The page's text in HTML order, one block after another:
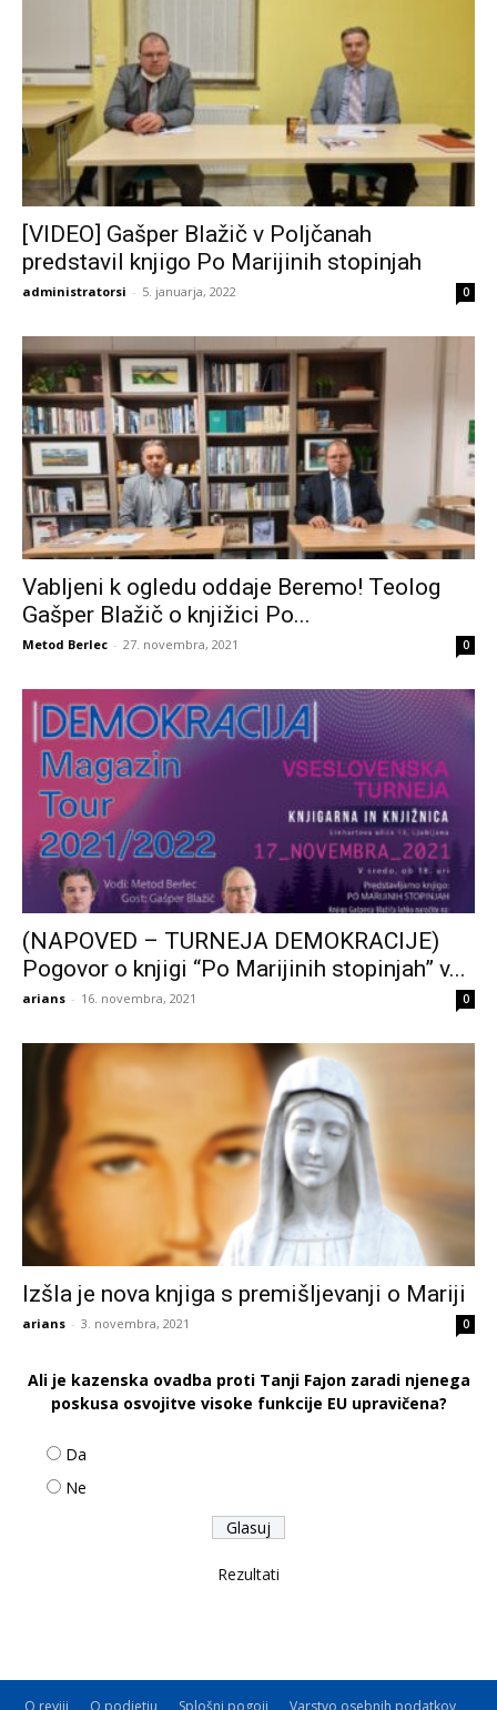
[VIDEO] Gašper Blažič v Poljčanah
predstavil knjigo Po Marijinih stopinjah
administratorsi - 5. januarja, 2022 0
Vabljeni k ogledu oddaje Beremo! Teolog
Gašper Blažič o knjižici Po...
Metod Berlec - 27. novembra, 2021 0
(NAPOVED – TURNEJA DEMOKRACIJE)
Pogovor o knjigi “Po Marijinih stopinjah” v...
arians - 16. novembra, 2021 0
Izšla je nova knjiga s premišljevanji o Mariji
arians - 3. novembra, 2021 0
Ali je kazenska ovadba proti Tanji Fajon zaradi njenega
poskusa osvojitve visoke funkcije EU upravičena?
Da
Ne
Rezultati